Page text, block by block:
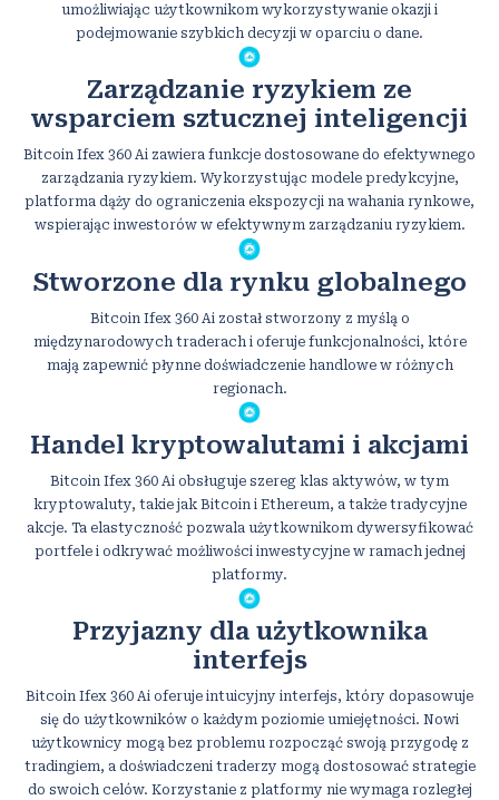
umożliwiając użytkownikom wykorzystywanie okazji i
podejmowanie szybkich decyzji w oparciu o dane.
Zarządzanie ryzykiem ze
wsparciem sztucznej inteligencji
Bitcoin Ifex 360 Ai zawiera funkcje dostosowane do efektywnego
zarządzania ryzykiem. Wykorzystując modele predykcyjne,
platforma dąży do ograniczenia ekspozycji na wahania rynkowe,
wspierając inwestorów w efektywnym zarządzaniu ryzykiem.
Stworzone dla rynku globalnego
Bitcoin Ifex 360 Ai został stworzony z myślą o
międzynarodowych traderach i oferuje funkcjonalności, które
mają zapewnić płynne doświadczenie handlowe w różnych
regionach.
Handel kryptowalutami i akcjami
Bitcoin Ifex 360 Ai obsługuje szereg klas aktywów, w tym
kryptowaluty, takie jak Bitcoin i Ethereum, a także tradycyjne
akcje. Ta elastyczność pozwala użytkownikom dywersyfikować
portfele i odkrywać możliwości inwestycyjne w ramach jednej
platformy.
Przyjazny dla użytkownika
interfejs
Bitcoin Ifex 360 Ai oferuje intuicyjny interfejs, który dopasowuje
się do użytkowników o każdym poziomie umiejętności. Nowi
użytkownicy mogą bez problemu rozpocząć swoją przygodę z
tradingiem, a doświadczeni traderzy mogą dostosować strategie
do swoich celów. Korzystanie z platformy nie wymaga rozległej